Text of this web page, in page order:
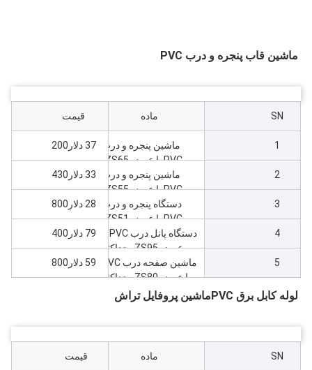
ماشین قاب پنجره و درب PVC
SN ماده قیمت
ماشین پنجره و درب
PVC با عرض ZS65،
حداکثر 240
37 دلار200
2
ماشین پنجره و درب
PVC با عرض ZS55،
حداکثر 240
33 دلار430
3
دستگاه پنجره و درب
PVC با عرض ZS51،
حداکثر 110
28 دلار800
4
دستگاه پانل درب PVC با
عرض ZS95، حداکثر
1000
79 دلار400
5
ماشین صفحه درب PVC
با عرض ZS80، حداکثر
800
59 دلار800
لوله کابل برق PVC ماشین پروفایل تراش
SN ماده قیمت